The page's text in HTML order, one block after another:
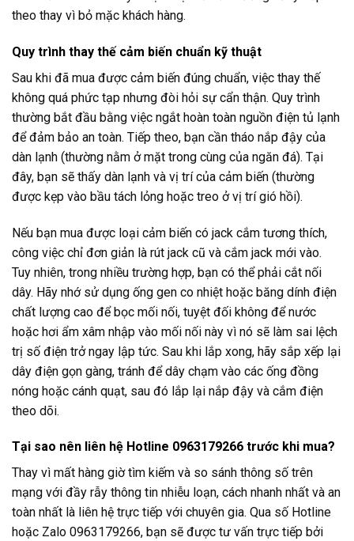
theo thay vì bỏ mặc khách hàng.
Quy trình thay thế cảm biến chuẩn kỹ thuật
Sau khi đã mua được cảm biến đúng chuẩn, việc thay thế
không quá phức tạp nhưng đòi hỏi sự cẩn thận. Quy trình
thường bắt đầu bằng việc ngắt hoàn toàn nguồn điện tủ lạnh
để đảm bảo an toàn. Tiếp theo, bạn cần tháo nắp đậy của
dàn lạnh (thường nằm ở mặt trong cùng của ngăn đá). Tại
đây, bạn sẽ thấy dàn lạnh và vị trí của cảm biến (thường
được kẹp vào bầu tách lỏng hoặc treo ở vị trí gió hồi).
Nếu bạn mua được loại cảm biến có jack cắm tương thích,
công việc chỉ đơn giản là rút jack cũ và cắm jack mới vào.
Tuy nhiên, trong nhiều trường hợp, bạn có thể phải cắt nối
dây. Hãy nhớ sử dụng ống gen co nhiệt hoặc băng dính điện
chất lượng cao để bọc mối nối, tuyệt đối không để nước
hoặc hơi ẩm xâm nhập vào mối nối này vì nó sẽ làm sai lệch
trị số điện trở ngay lập tức. Sau khi lắp xong, hãy sắp xếp lại
dây điện gọn gàng, tránh để dây chạm vào các ống đồng
nóng hoặc cánh quạt, sau đó lắp lại nắp đậy và cắm điện
theo dõi.
Tại sao nên liên hệ Hotline 0963179266 trước khi mua?
Thay vì mất hàng giờ tìm kiếm và so sánh thông số trên
mạng với đầy rẫy thông tin nhiễu loạn, cách nhanh nhất và an
toàn nhất là liên hệ trực tiếp với chuyên gia. Qua số Hotline
hoặc Zalo 0963179266, bạn sẽ được tư vấn trực tiếp bởi